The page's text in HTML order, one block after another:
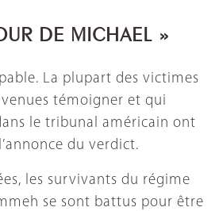
DE MICHAEL »
La plupart des victimes
témoigner et qui
le tribunal américain ont
du verdict.
les survivants du régime
se sont battus pour être